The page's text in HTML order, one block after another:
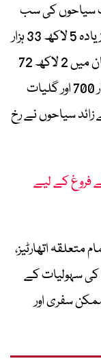
سیاحوں کی سب
سے پسندیدہ آماجگاہ رہی جہاں سب سے زیادہ 5 لاکھ 33 ہزار
سے زائد سیاح آئے۔ اس کے علاوہ ناران کاغان میں 2 لاکھ 72
ہزار سے زائد، وادی کمراٹ میں 2 لاکھ 51 ہزار 700 اور گلیات
پر 2 لاکھ 31 ہزار سے زائد سیاحوں نے رخ
فروغ کے لیے
اتھارٹیز،
کی سہولیات کے
سفری اور